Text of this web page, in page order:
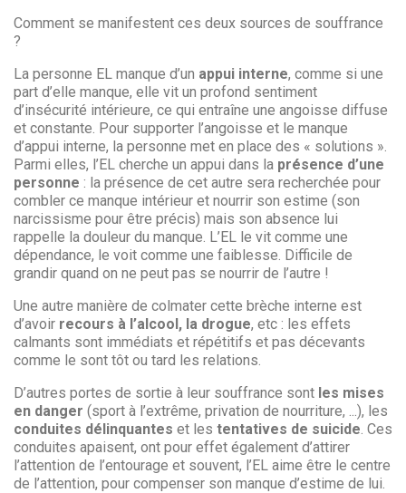
Comment se manifestent ces deux sources de souffrance
?
La personne EL manque d’un appui interne, comme si une
part d’elle manque, elle vit un profond sentiment
d’insécurité intérieure, ce qui entraîne une angoisse diffuse
et constante. Pour supporter l’angoisse et le manque
d’appui interne, la personne met en place des « solutions ».
Parmi elles, l’EL cherche un appui dans la présence d’une
personne : la présence de cet autre sera recherchée pour
combler ce manque intérieur et nourrir son estime (son
narcissisme pour être précis) mais son absence lui
rappelle la douleur du manque. L’EL le vit comme une
dépendance, le voit comme une faiblesse. Difficile de
grandir quand on ne peut pas se nourrir de l’autre !
Une autre manière de colmater cette brèche interne est
d’avoir recours à l’alcool, la drogue, etc : les effets
calmants sont immédiats et répétitifs et pas décevants
comme le sont tôt ou tard les relations.
D’autres portes de sortie à leur souffrance sont les mises
en danger (sport à l’extrême, privation de nourriture, ...), les
conduites délinquantes et les tentatives de suicide. Ces
conduites apaisent, ont pour effet également d’attirer
l’attention de l’entourage et souvent, l’EL aime être le centre
de l’attention, pour compenser son manque d’estime de lui.